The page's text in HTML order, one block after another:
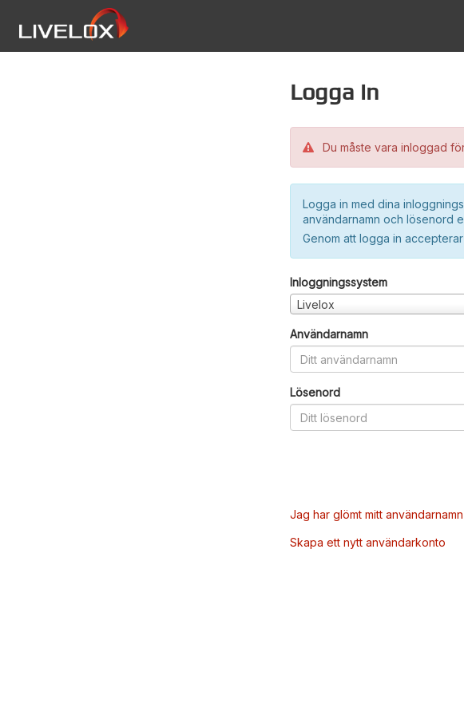
Logga in
Du måste vara inloggad
Logga in med dina
användarnamn och lösenord
Genom att logga in
Inloggningssystem
Livelox
Användarnamn
Lösenord
Jag har glömt mitt
Skapa ett nytt användarkonto